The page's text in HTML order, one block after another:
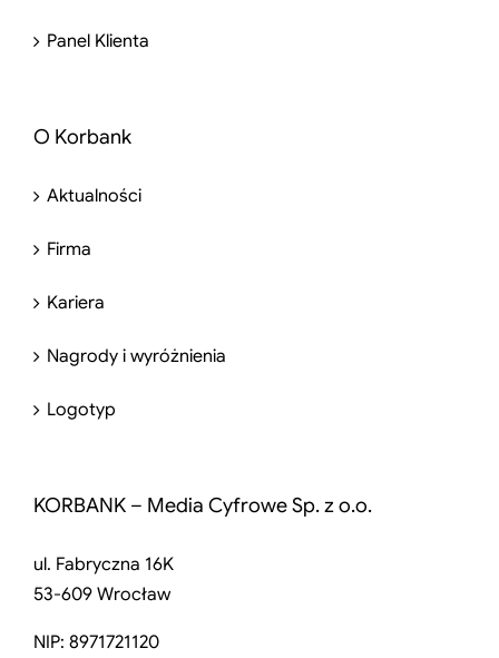
Panel Klienta
O Korbank
Aktualności
Firma
Kariera
Nagrody i wyróżnienia
Logotyp
KORBANK – Media Cyfrowe Sp. z o.o.
ul. Fabryczna 16K
53-609 Wrocław
NIP: 8971721120